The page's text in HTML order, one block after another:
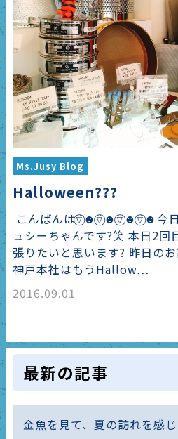
Ms.Jusy Blog
Halloween???
こんばんは⍢⃝☻⍢⃝☻⍢⃝☻⍢⃝☻今
ュシーちゃんです?笑 本日2回
張りたいと思います? 昨日のお
神戸本社はもうHallow…
2016.09.01
最新の記事
金魚を見て、夏の訪れを感